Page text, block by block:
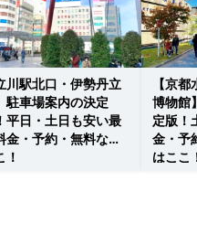
川駅北口・伊勢丹立
駐車場案内の決定
平日・土日も安い最
金・予約・無料なら
！
【京
博物館
定版！
金・予
はここ